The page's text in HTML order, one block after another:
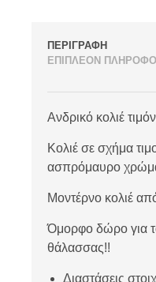
ΠΕΡΙΓΡΑΦΗ
ΕΠΙΠΛΕΟΝ
Ανδρικό κολιέ
Κολιέ σε σχήμα
ασπρόμαυρο
Μοντέρνο κολιέ
Όμορφο δώρο για
θάλασσας!!
Διαστάσεις